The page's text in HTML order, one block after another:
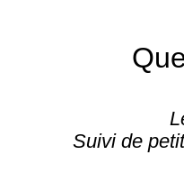
Suivi de